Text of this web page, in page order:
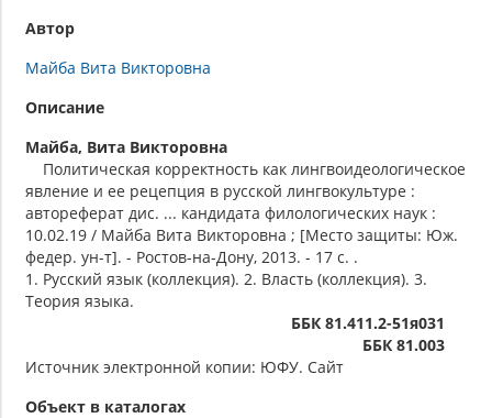
Автор
Майба Вита Викторовна
Описание
Майба, Вита Викторовна
Политическая корректность как лингвоидеологическое
явление и ее рецепция в русской лингвокультуре :
автореферат дис. ... кандидата филологических наук :
10.02.19 / Майба Вита Викторовна ; [Место защиты: Юж.
федер. ун-т]. - Ростов-на-Дону, 2013. - 17 с. .
1. Русский язык (коллекция). 2. Власть (коллекция). 3.
Теория языка.
ББК 81.411.2-51я031
ББК 81.003
Источник электронной копии: ЮФУ. Сайт
Объект в каталогах